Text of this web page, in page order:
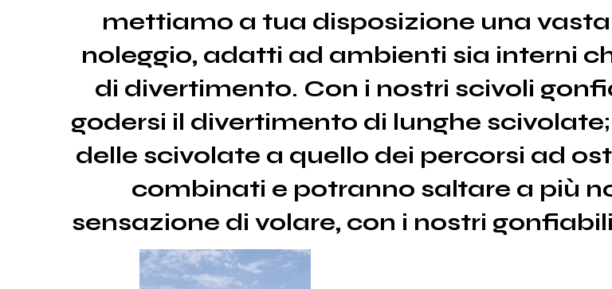
mettiamo a tua disposizione una
noleggio, adatti ad ambienti sia interni
di divertimento. Con i nostri scivoli
godersi il divertimento di lunghe
delle scivolate a quello dei percorsi ad
combinati e potranno saltare a più
sensazione di volare, con i nostri